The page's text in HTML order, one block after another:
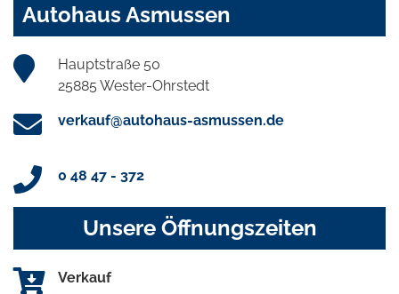
Autohaus Asmussen
Hauptstraße 50
25885 Wester-Ohrstedt
verkauf@autohaus-asmussen.de
0 48 47 - 372
Unsere Öffnungszeiten
Verkauf